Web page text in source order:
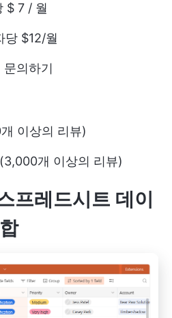
$ 7 / 월
당 $12/월
문의하기
이상의 리뷰)
개 이상의 리뷰)
프레드시트 데이